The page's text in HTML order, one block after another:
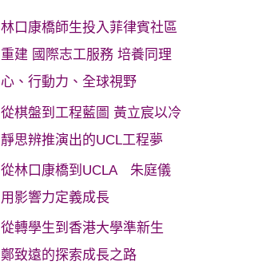
林口康橋師生投入菲律賓社區
重建 國際志工服務 培養同理
心、行動力、全球視野
從棋盤到工程藍圖 黃立宸以冷
靜思辨推演出的UCL工程夢
從林口康橋到UCLA 朱庭儀
用影響力定義成長
從轉學生到香港大學準新生
鄭致遠的探索成長之路